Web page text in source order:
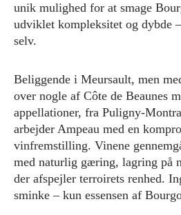
unik mulighed for at smage
udviklet kompleksitet og dybde
selv.
Beliggende i Meursault, men
over nogle af Côte de Beaunes
appellationer, fra Puligny-
arbejder Ampeau med en
vinfremstilling. Vinene
med naturlig gæring, lagring på
der afspejler terroirets renhed.
sminke – kun essensen af